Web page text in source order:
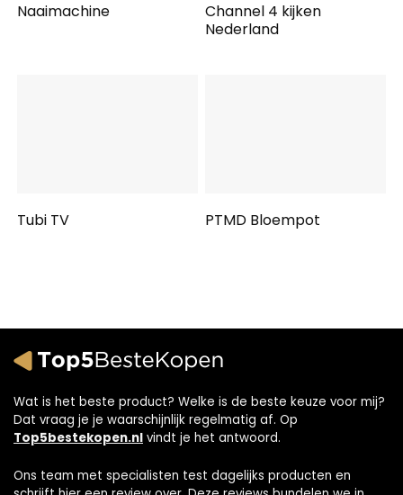
Naaimachine
Channel 4 kijken
Nederland
Tubi TV PTMD Bloempot
Wat is het beste product? Welke is de beste keuze voor mij?
Dat vraag je je waarschijnlijk regelmatig af. Op
Top5bestekopen.nl vindt je het antwoord.
Ons team met specialisten test dagelijks producten en